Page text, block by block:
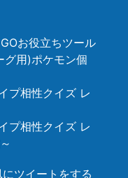
お役立ちツール
グ用)ポケモン個
プ相性クイズ レ
プ相性クイズ レ
ツイートをする